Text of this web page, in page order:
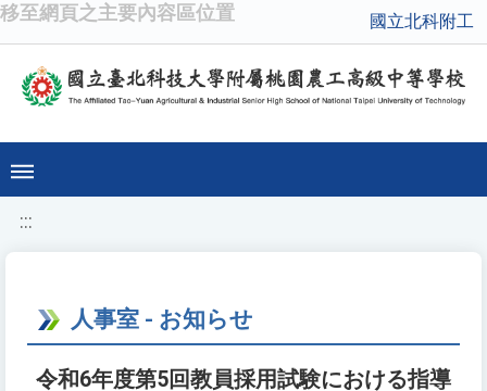
移至網頁之主要內容區位置 國立北科附工
:::
人事室 - お知らせ
令和6年度第5回教員採用試験における指導